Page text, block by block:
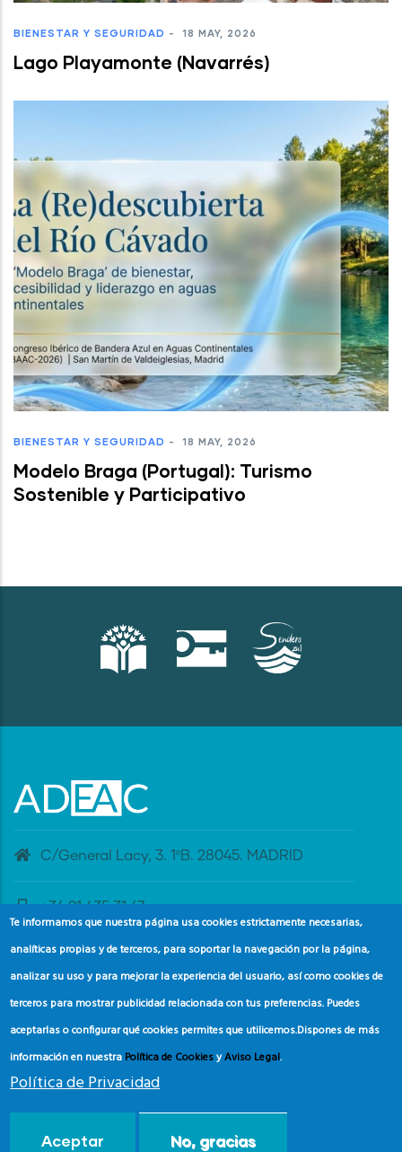
BIENESTAR Y SEGURIDAD - 18 MAY, 2026
Lago Playamonte (Navarrés)
BIENESTAR Y SEGURIDAD - 18 MAY, 2026
Modelo Braga (Portugal): Turismo
Sostenible y Participativo
C/General Lacy, 3. 1ºB. 28045. MADRID
+34 91 435 31 47
banderaazul@adeac.es
Consumidor (ADEAC).
2024.
Te informamos que nuestra página usa cookies estrictamente necesarias,
analíticas propias y de terceros, para soportar la navegación por la página,
analizar su uso y para mejorar la experiencia del usuario, así como cookies de
terceros para mostrar publicidad relacionada con tus preferencias. Puedes
aceptarlas o configurar qué cookies permites que utilicemos.Dispones de más
información en nuestra Política de CookiesyAviso Legal.
Política de Privacidad
Aceptar No, gracias